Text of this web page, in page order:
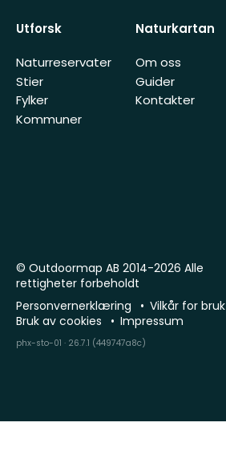
Utforsk
Naturreservater
Stier
Fylker
Kommuner
Naturkartan
Om oss
Guider
Kontakter
© Outdoormap AB 2014-2026 Alle
rettigheter forbeholdt
Personvernerklæring
Vilkår for bruk
Bruk av cookies
Impressum
phx-sto-01 · 26.7.1 (449747a8c)